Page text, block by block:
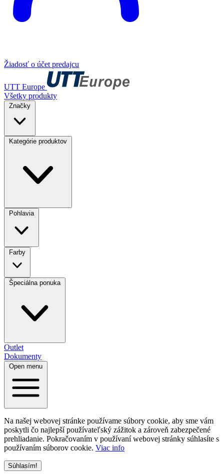
Žiadosť o účet predajcu
UTT Europe
Všetky produkty
Značky
Kategórie produktov
Pohlavia
Farby
Špeciálna ponuka
Outlet
Dokumenty
Open menu
Na našej webovej stránke používame súbory cookie, aby sme vám
poskytli čo najlepší používateľský zážitok a zároveň zabezpečené
prehliadanie. Pokračovaním v používaní webovej stránky súhlasíte s
používaním súborov cookie. Viac info
Súhlasím!